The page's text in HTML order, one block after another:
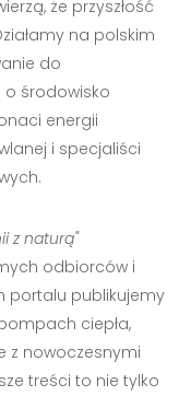
że przyszłość
na polskim
do
środowisko
energii
i specjaliści
z naturą"
odbiorców i
portalu publikujemy
ciepła,
z nowoczesnymi
treści to nie tylko